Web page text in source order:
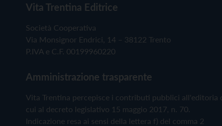
Vita Trentina Editrice
Società Cooperativa
Via Monsignor Endrici, 14 – 38122 Trento
P.IVA e C.F. 00199960220
Amministrazione trasparente
Vita Trentina percepisce i contributi pubblici all'editoria
cui al decreto legislativo 15 maggio 2017, n. 70.
Indicazione resa ai sensi della lettera f) del comma 2